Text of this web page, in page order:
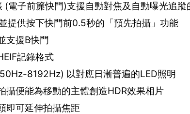
電子前簾快門)支援自動對焦及自動曝光追蹤
提供按下快門前0.5秒的「預先拍攝」功能
支援B快門
記錄格式
8192Hz) 以對應日漸普遍的LED照明
攝便能為移動的主體創造HDR效果相片
即可延伸拍攝焦距